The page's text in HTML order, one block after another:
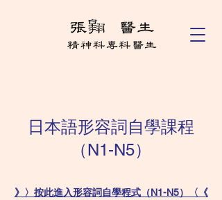
日本語形容詞自學課程
（N1-N5）
》〉按此進入形容詞自學程式（N1-N5）〈《